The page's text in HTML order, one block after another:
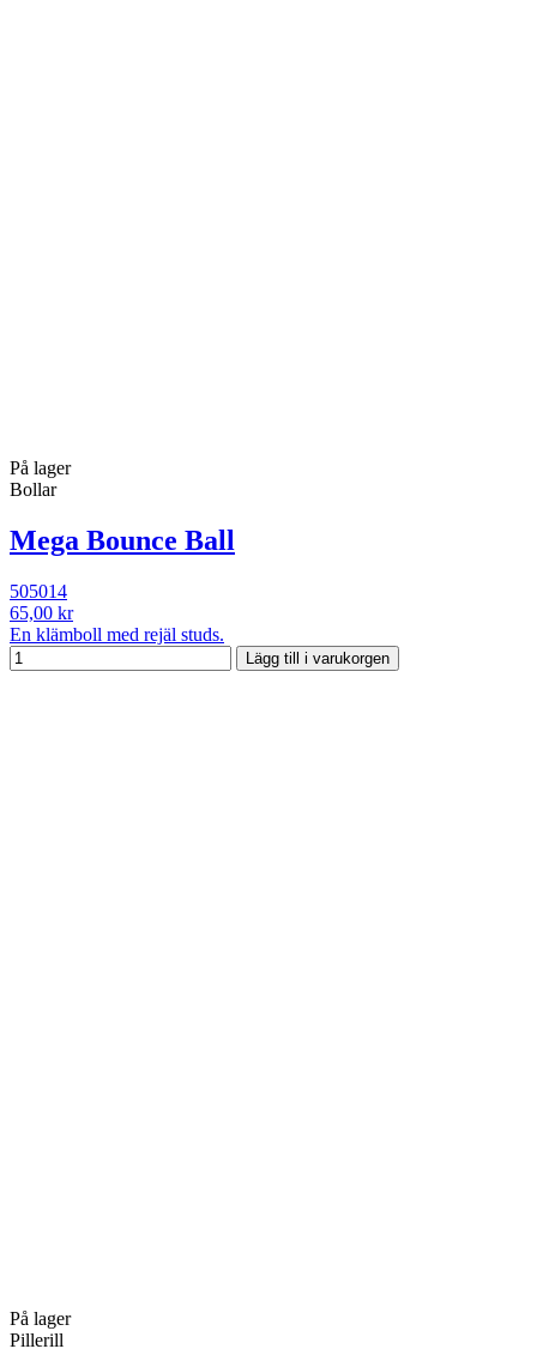
På lager
Bollar
Mega Bounce Ball
505014
65,00 kr
En klämboll med rejäl studs.
Lägg till i varukorgen
På lager
Pillerill